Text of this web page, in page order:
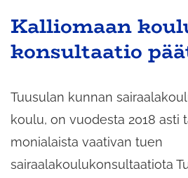
Kalliomaan
konsultaatio
Tuusulan kunnan
koulu, on vuodesta 2018 asti
monialaista vaativan tuen
sairaalakoulukonsultaatiota